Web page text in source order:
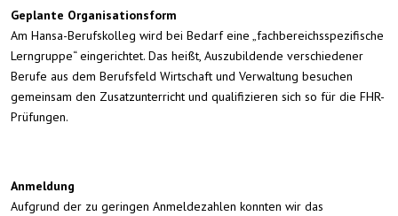
Geplante Organisationsform
Am Hansa-Berufskolleg wird bei Bedarf eine „fachbereichsspezifische
Lerngruppe“ eingerichtet. Das heißt, Auszubildende verschiedener
Berufe aus dem Berufsfeld Wirtschaft und Verwaltung besuchen
gemeinsam den Zusatzunterricht und qualifizieren sich so für die FHR-
Prüfungen.
Anmeldung
Aufgrund der zu geringen Anmeldezahlen konnten wir das